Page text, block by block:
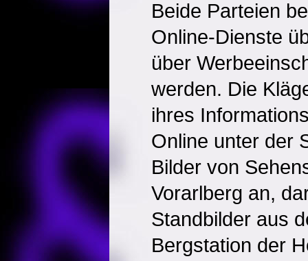
Beide Parteien
Online-Dienste
über
werden. Die
ihres
Online unter der
Bilder von
Vorarlberg an,
Standbilder aus
Bergstation der